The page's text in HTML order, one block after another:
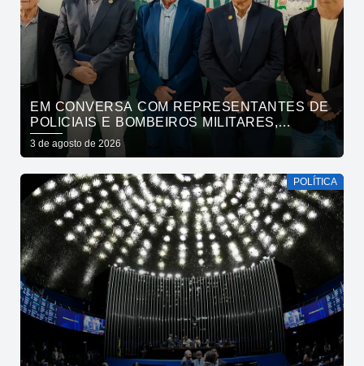
EM CONVERSA COM REPRESENTANTES DE
POLICIAIS E BOMBEIROS MILITARES,
CÍCERO SE COMPROMETE COM DEMANDAS
E COM A MANUTENÇÃO DE DIÁLOGO
3 de agosto de 2026
POLÍTICA